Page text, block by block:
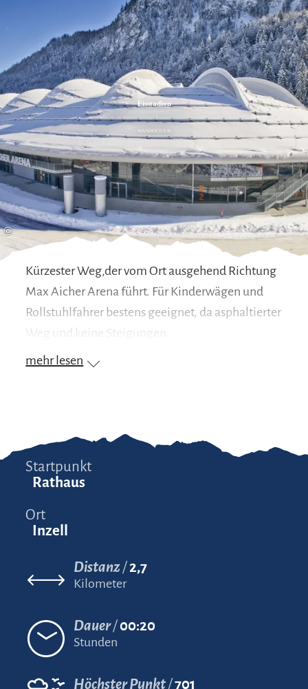
Zum
Inhalt
Zur
Suche
Zum
Footer
©
Eisstadion
WANDERTOUR
Kürzester Weg,der vom Ort ausgehend Richtung
Max Aicher Arena führt. Für Kinderwägen und
Rollstuhlfahrer bestens geeignet, da asphaltierter
Weg und keine Steigungen.
mehr lesen
Startpunkt
Rathaus
Ort
Inzell
Distanz 2,7
Kilometer
Dauer 00:20
Stunden
Höchster Punkt 701